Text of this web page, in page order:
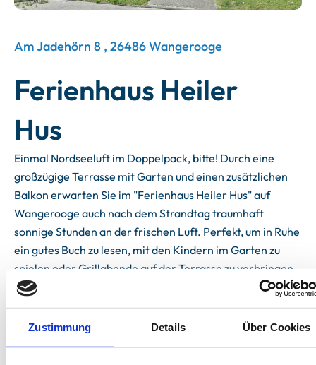
Zustimmung Details Über Cookies
Am Jadehörn 8 , 26486 Wangerooge
Ferienhaus Heiler
Hus
Einmal Nordseeluft im Doppelpack, bitte! Durch eine
großzügige Terrasse mit Garten und einen zusätzlichen
Balkon erwarten Sie im "Ferienhaus Heiler Hus" auf
Wangerooge auch nach dem Strandtag traumhaft
sonnige Stunden an der frischen Luft. Perfekt, um in Ruhe
ein gutes Buch zu lesen, mit den Kindern im Garten zu
spielen oder Grillabende auf der Terrasse zu verbringen.
Das "Ferienhaus Heiler Hus" befindet sich in ruhiger, aber
zentraler Lage im Ferienpark Jadehörn – direkt an den
wunderschönen Wangreooger Dorfdünen. In wenigen